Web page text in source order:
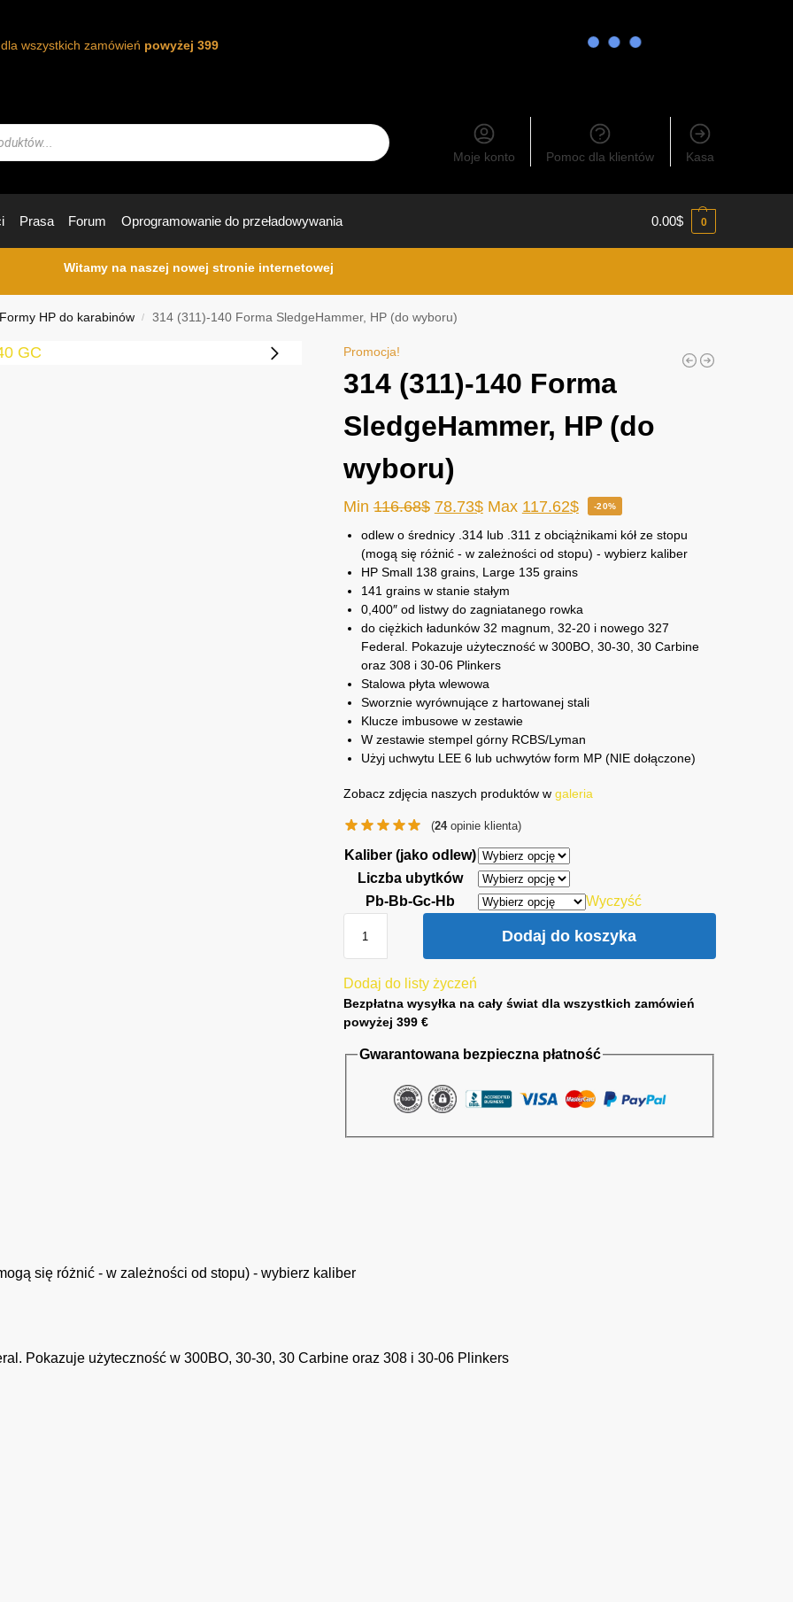
dla wszystkich zamówień powyżej 399
Moje konto Pomoc dla klientów Kasa
Prasa Forum Oprogramowanie do przeładowywania 0.00$ 0
Witamy na naszej nowej stronie internetowej
HP do karabinów / 314 (311)-140 Forma SledgeHammer, HP (do wyboru)
Promocja!
314 (311)-140 Forma
SledgeHammer, HP (do
wyboru)
Min116.68$ 78.73$Max 117.62$ -20%
odlew o średnicy .314 lub .311 z obciążnikami kół ze stopu
(mogą się różnić - w zależności od stopu) - wybierz kaliber
HP Small 138 grains, Large 135 grains
141 grains w stanie stałym
0,400″ od listwy do zagniatanego rowka
do ciężkich ładunków 32 magnum, 32-20 i nowego 327
Federal. Pokazuje użyteczność w 300BO, 30-30, 30 Carbine
oraz 308 i 30-06 Plinkers
Stalowa płyta wlewowa
Sworznie wyrównujące z hartowanej stali
Klucze imbusowe w zestawie
W zestawie stempel górny RCBS/Lyman
Użyj uchwytu LEE 6 lub uchwytów form MP (NIE dołączone)
Zobacz zdjęcia naszych produktów w galeria
(24opinie klienta)
Kaliber (jako odlew)
Liczba ubytków
Pb-Bb-Gc-Hb
Wyczyść
Dodaj do koszyka
Dodaj do listy życzeń
Bezpłatna wysyłka na cały świat dla wszystkich zamówień
powyżej 399 €
Gwarantowana bezpieczna płatność
się różnić - w zależności od stopu) - wybierz kaliber
Pokazuje użyteczność w 300BO, 30-30, 30 Carbine oraz 308 i 30-06 Plinkers